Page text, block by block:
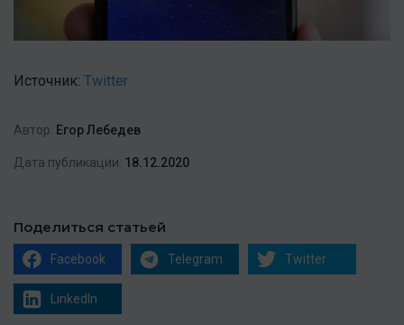
Источник: Twitter
Автор: Егор Лебедев
Дата публикации: 18.12.2020
Поделиться статьей
Facebook Telegram Twitter
LinkedIn